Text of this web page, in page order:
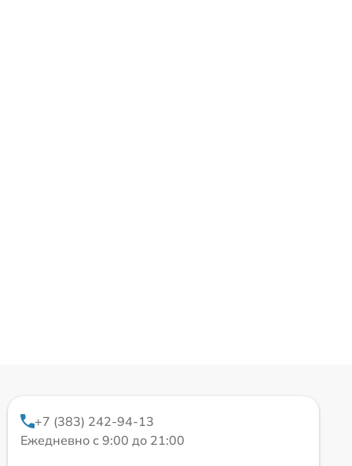
+7 (383) 242-94-13
Ежедневно с 9:00 до 21:00